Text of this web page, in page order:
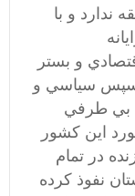
ندارد و با
و بستر
سپس سياسي و
بي طرفي
اين كشور
در تمام
نفوذ كرده